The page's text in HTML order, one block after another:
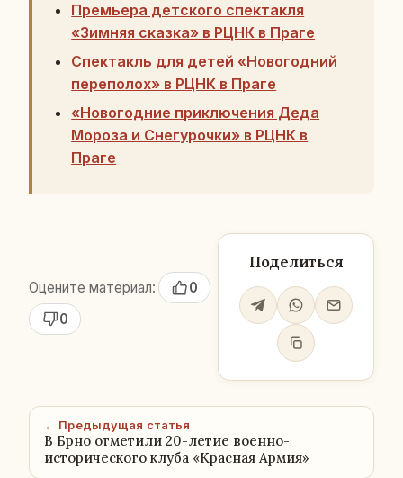
Премьера детского спектакля
«Зимняя сказка» в РЦНК в Праге
Cпектакль для детей «Новогодний
переполох» в РЦНК в Праге
«Новогодние приключения Деда
Мороза и Снегурочки» в РЦНК в
Праге
Оцените материал:
0
0
Поделиться
← Предыдущая статья
В Брно отметили 20-летие военно-
исторического клуба «Красная Армия»